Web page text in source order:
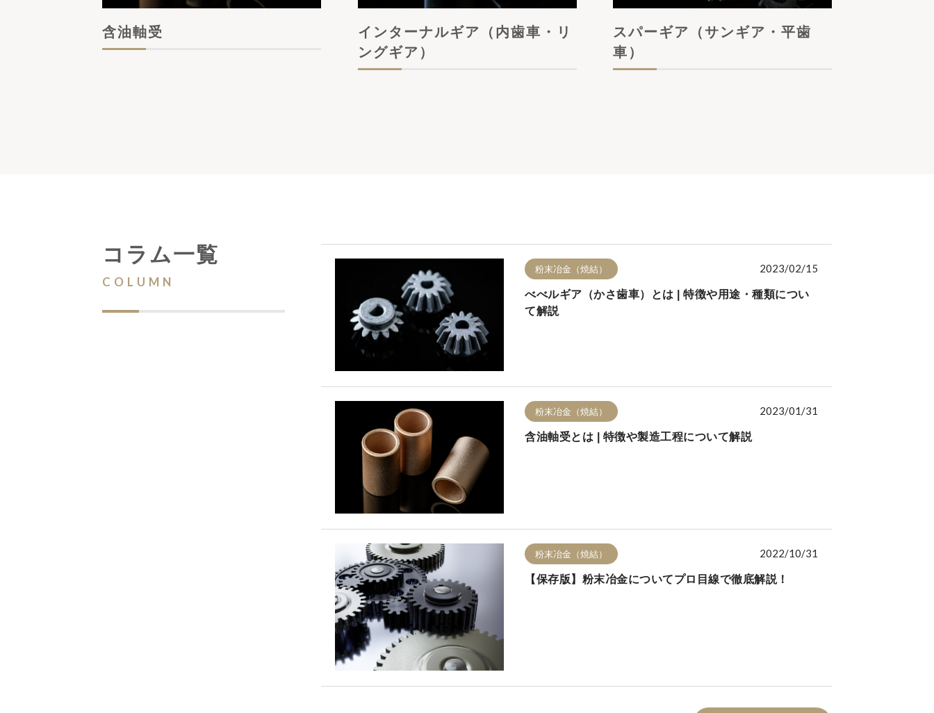
含油軸受
インターナルギア（内歯車・リ
ングギア）
スパーギア（サンギア・平歯
車）
コラム一覧
COLUMN
粉末冶金（焼結） 2023/02/15
べべルギア（かさ歯車）とは | 特徴や用途・種類につい
て解説
粉末冶金（焼結） 2023/01/31
含油軸受とは | 特徴や製造工程について解説
粉末冶金（焼結） 2022/10/31
【保存版】粉末冶金についてプロ目線で徹底解説！